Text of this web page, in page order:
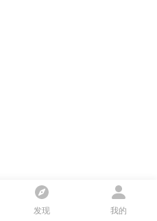
发现 我的